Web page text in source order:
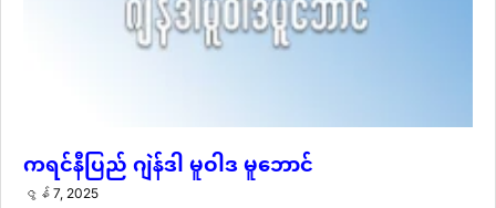
ကရင်နီပြည် ဂျဲန်ဒါ မူဝါဒ မူဘောင်
ဇွန် 7, 2025